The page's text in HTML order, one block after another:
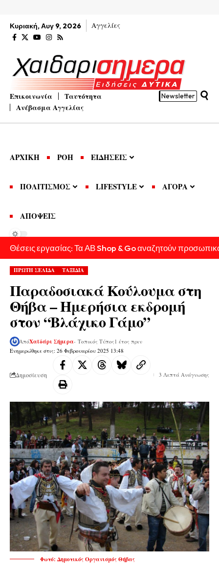
Κυριακή, Αυγ 9, 2026 Αγγελίες
Επικοινωνία
Ταυτότητα
Ανέβασμα Αγγελίας
Newsletter
ΑΡΧΙΚΗ ΡΟΗ ΕΙΔΗΣΕΙΣ
ΠΟΛΙΤΙΣΜΟΣ LIFESTYLE ΑΓΟΡΑ
ΑΠΟΨΕΙΣ
Θέσεις εργασίας: Τα ΑΒ Shop & Go αναζητούν
ΠΡΩΤΗ ΣΕΛΙΔΑ ΤΑΞΙΔΙΑ
Παραδοσιακά Κούλουμα στη
Θήβα – Ημερήσια εκδρομή
στον “Βλάχικο Γάμο”
Ενημερώθηκε στις: 26 Φεβρουαρίου 2025 13:48
ΑπόΧαϊδάρι Σήμερα- Τοπικός Τύπος 1 έτος πριν
Δημοσίευση 3 Λεπτά Ανάγνωσης
Φωτό: Δημοτικός Οργανισμός Θήβας